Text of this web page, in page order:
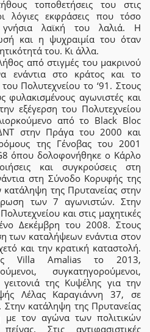
τοποθετήσεις του στις
λόγιες εκφράσεις που τόσο
λαϊκή του λαλιά. Η
και η ψυχραιμία του όταν
του. Κι άλλα.
από στιγμές του μακρινού
ενάντια στο κράτος και το
Πολυτεχνείου το ‘91. Στους
φυλακισμένους αγωνιστές και
εξέγερση του Πολυτεχνείου
από το Black Bloc
στην Πράγα του 2000 και
της Γένοβας του 2001
όπου δολοφονήθηκε ο Κάρλο
και συγκρούσεις στη
στη Σύνοδο Κορυφής της
κατάληψη της Πρυτανείας στην
των 7 αγωνιστών. Στην
και στις μαχητικές
Δεκέμβρη του 2008. Στους
των καταλήψεων ενάντια στον
και την κρατική καταστολή.
Villa Amalias το 2013,
συγκατηγορούμενοι,
της Κυψέλης για την
Λέλας Καραγιάννη 37, σε
Στην κατάληψη της Πρυτανείας
με τον αγώνα των πολιτικών
Στις αντιφασιστικές